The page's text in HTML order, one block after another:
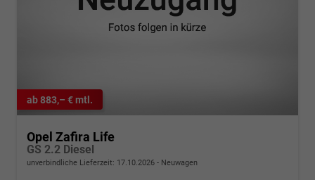
ab 883,– € mtl.
Opel Zafira Life
GS 2.2 Diesel
unverbindliche Lieferzeit: 17.10.2026 Neuwagen